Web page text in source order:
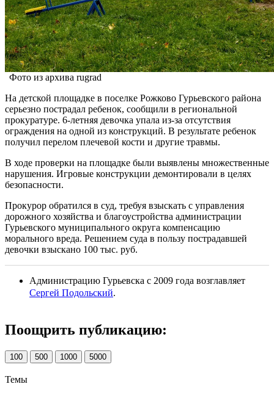
Фото из архива rugrad
На детской площадке в поселке Рожково Гурьевского района
серьезно пострадал ребенок, сообщили в региональной
прокуратуре. 6-летняя девочка упала из-за отсутствия
ограждения на одной из конструкций. В результате ребенок
получил перелом плечевой кости и другие травмы.
В ходе проверки на площадке были выявлены множественные
нарушения. Игровые конструкции демонтировали в целях
безопасности.
Прокурор обратился в суд, требуя взыскать с управления
дорожного хозяйства и благоустройства администрации
Гурьевского муниципального округа ​​​​​​​компенсацию
морального вреда. Решением суда в пользу пострадавшей
девочки взыскано 100 тыс. руб.
Администрацию Гурьевска с 2009 года возглавляет
Сергей Подольский.
Поощрить публикацию:
100 500 1000 5000
Темы